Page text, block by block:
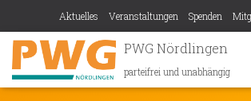
Aktuelles Veranstaltungen Spenden
PWG Nördlingen
parteifrei und unabhängig